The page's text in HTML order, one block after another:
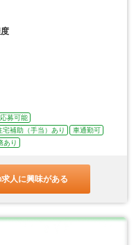
募可能
宅補助（手当）あり
車通勤可
あり
求人に興味がある